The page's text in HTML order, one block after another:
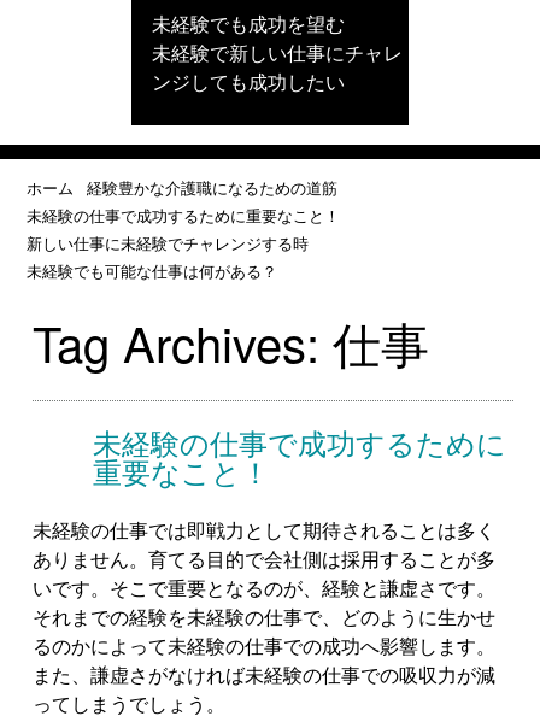
未経験でも成功を望む
未経験で新しい仕事にチャレ
ンジしても成功したい
ホーム
経験豊かな介護職になるための道筋
未経験の仕事で成功するために重要なこと！
新しい仕事に未経験でチャレンジする時
未経験でも可能な仕事は何がある？
Tag Archives: 仕事
未経験の仕事で成功するために
重要なこと！
未経験の仕事では即戦力として期待されることは多く
ありません。育てる目的で会社側は採用することが多
いです。そこで重要となるのが、経験と謙虚さです。
それまでの経験を未経験の仕事で、どのように生かせ
るのかによって未経験の仕事での成功へ影響します。
また、謙虚さがなければ未経験の仕事での吸収力が減
ってしまうでしょう。